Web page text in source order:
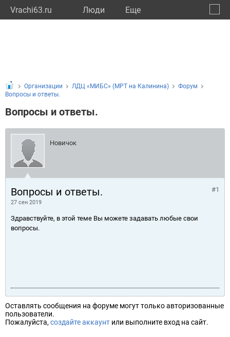
Vrachi63.ru Люди Eще
Организации ЛДЦ «МИБС» (МРТ на Калинина)
Форум
Вопросы и ответы.
Вопросы и ответы.
Новичок
Вопросы и ответы.
27 сен 2019
#1
Здравствуйте, в этой теме Вы можете задавать любые свои
вопросы.
Оставлять сообщения на форуме могут только авторизованные
пользователи.
Пожалуйста, создайте аккаунт или выполните вход на сайт.